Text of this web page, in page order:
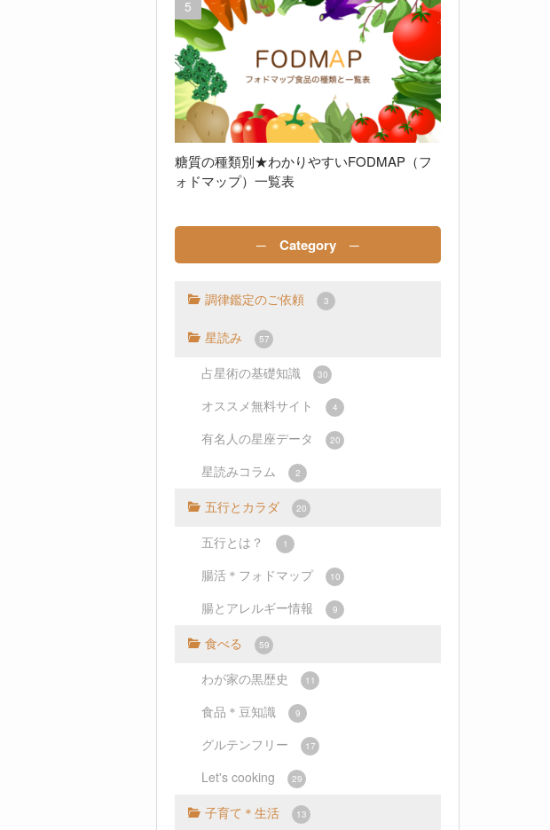
糖質の種類別★わかりやすいFODMAP（フ
ォドマップ）一覧表
─ Category ─
調律鑑定のご依頼 3
星読み 57
占星術の基礎知識 30
オススメ無料サイト 4
有名人の星座データ 20
星読みコラム 2
五行とカラダ 20
五行とは？ 1
腸活＊フォドマップ 10
腸とアレルギー情報 9
食べる 59
わが家の黒歴史 11
食品＊豆知識 9
グルテンフリー 17
Let's cooking 29
子育て＊生活 13